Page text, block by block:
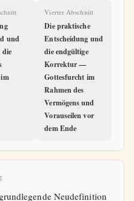
und
Vierter Abschnitt
Die praktische
Entscheidung und
die endgültige
Korrektur —
Gottesfurcht im
Rahmen des
Vermögens und
Vorauseilen vor
dem Ende
Neudefinition